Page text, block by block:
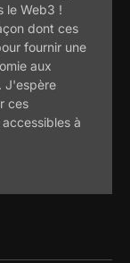
le Web3 !
dont ces
fournir une
aux
J'espère
ces
à